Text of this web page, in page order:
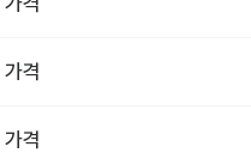
가격
가격